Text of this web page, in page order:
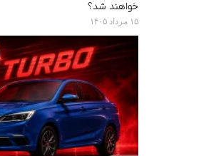
خواهند شد؟
۱۵ مرداد ۱۴۰۵